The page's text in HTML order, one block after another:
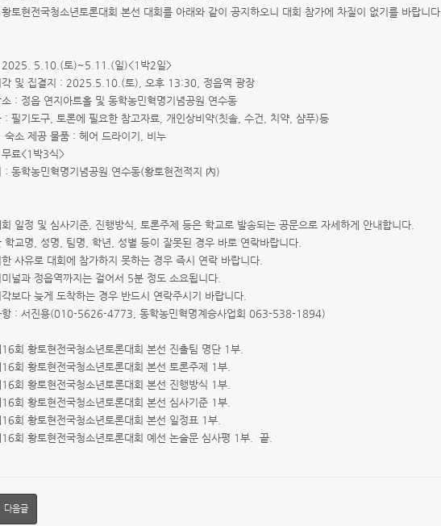
토현전국청소년토론대회 본선 대회를 아래와 같이 공지하오니 대회 참가에 차질이 없기를 바랍니다.
5.10.(토)~5.11.(일)<1박2일>
및 집결지 : 2025.5.10.(토), 오후 13:30, 정읍역 광장
: 정읍 연지아트홀 및 동학농민혁명기념공원 연수동
기도구, 토론에 필요한 참고자료, 개인상비약(칫솔, 수건, 치약, 샴푸)등
공 물품 : 헤어 드라이기, 비누
료<1박3식>
학농민혁명기념공원 연수동(황토현전적지 內)
일정 및 심사기준, 진행방식, 토론주제 등은 학교로 발송되는 공문으로 자세하게 안내합니다.
교명, 성명, 팀명, 학년, 성별 등이 잘못된 경우 바로 연락바랍니다.
사유로 대회에 참가하지 못하는 경우 즉시 연락 바랍니다.
과 정읍역까지는 걸어서 5분 정도 소요됩니다.
다 늦게 도착하는 경우 반드시 연락주시기 바랍니다.
: 서진용(010-5626-4773, 동학농민혁명계승사업회 063-538-1894)
회 황토현전국청소년토론대회 본선 진출팀 명단 1부.
토현전국청소년토론대회 본선 토론주제 1부.
토현전국청소년토론대회 본선 진행방식 1부.
토현전국청소년토론대회 본선 심사기준 1부.
토현전국청소년토론대회 본선 일정표 1부.
토현전국청소년토론대회 예선 논술문 심사평 1부. 끝.
다음글